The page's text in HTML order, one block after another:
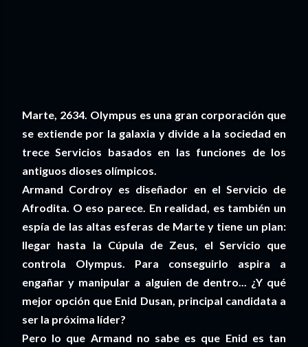
Marte, 2634. Olympus es una gran corporación que
se extiende por la galaxia y divide a la sociedad en
trece Servicios basados en las funciones de los
antiguos dioses olímpicos.
Armand Cordroy es diseñador en el Servicio de
Afrodita. O eso parece. En realidad, es también un
espía de las altas esferas de Marte y tiene un plan:
llegar hasta la Cúpula de Zeus, el Servicio que
controla Olympus. Para conseguirlo aspira a
engañar y manipular a alguien de dentro... ¿Y qué
mejor opción que Enid Dusan, principal candidata a
ser la próxima líder?
Pero lo que Armand no sabe es que Enid es tan